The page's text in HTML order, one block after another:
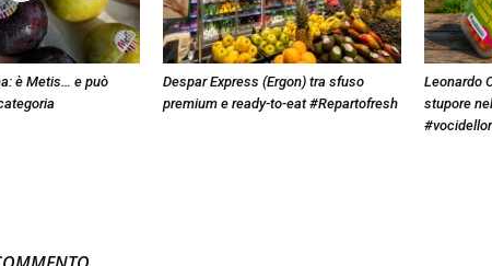
è Metis… e può
Despar Express (Ergon) tra sfuso
premium e ready-to-eat #Repartofresh
Leonardo
stupore